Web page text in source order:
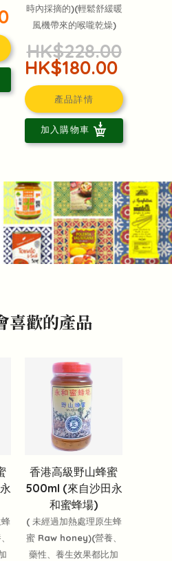
時內採摘的)(輕鬆舒緩暖
風機帶來的喉嚨乾燥)
HK$228.00
HK$180.00
產品詳情
加入購物車
喜歡的產品
香港高級野山蜂蜜
500ml (來自沙田永
和蜜蜂場)
( 未經過加熱處理原生蜂
蜜 Raw honey)(營養、
藥性、養生效果都比加